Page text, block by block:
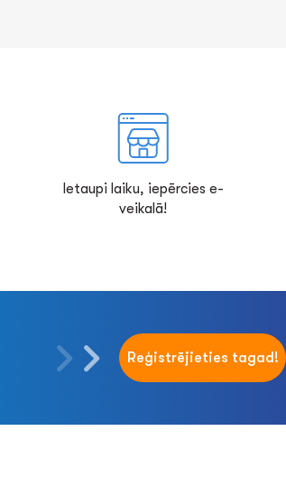
Ietaupi laiku, iepērcies e-
veikalā!
Reģistrējieties tagad!